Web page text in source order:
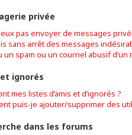
privée
pas envoyer de messages
sans arrêt des messages
un spam ou un courriel abusif
ignorés
mes listes d’amis et d’ignorés ?
puis-je ajouter/supprimer des
dans les forums